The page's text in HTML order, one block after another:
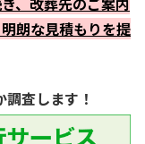
朗な見積もりを提
査します！